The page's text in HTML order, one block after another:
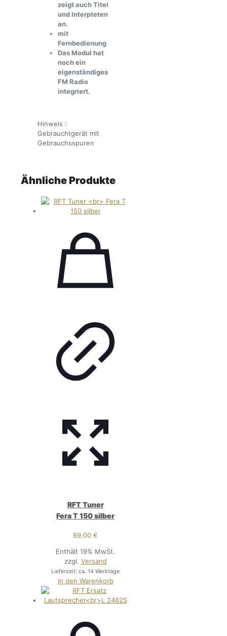
zeigt auch Titel
und Interpteten
an.
mit
Fernbedienung
Das Modul hat
noch ein
eigenständiges
FM Radio
integriert.
Hinweis :
Gebrauchtgerät mit
Gebrauchsspuren
Ähnliche Produkte
RFT Tuner
Fera T 150 silber
89,00€
Enthält 19% MwSt.
zzgl. Versand
Lieferzeit: ca. 14 Werktage
In den Warenkorb